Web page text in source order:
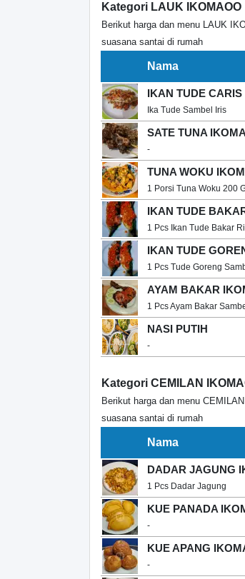
Kategori LAUK IKOMAOO
Berikut harga dan menu LAUK
suasana santai di rumah
Nama
IKAN TUDE
Ika Tude Sambel Iris
SATE TUNA
-
TUNA WOKU
1 Porsi Tuna Woku 200
IKAN TUDE
1 Pcs Ikan Tude Bakar
IKAN TUDE
1 Pcs Tude Goreng
AYAM BAKAR
1 Pcs Ayam Bakar
NASI PUTIH
-
Kategori CEMILAN
Berikut harga dan menu
suasana santai di rumah
Nama
DADAR JAGUNG
1 Pcs Dadar Jagung
KUE PANADA
-
KUE APANG
-